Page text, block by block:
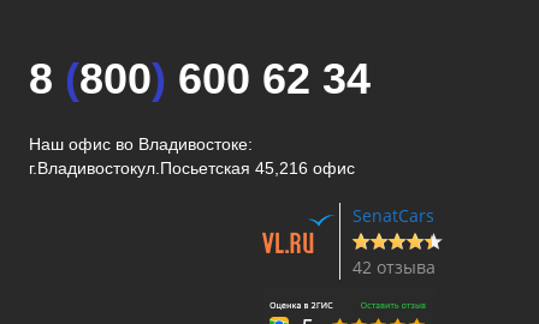
8 (800) 600 62 34
Наш офис во Владивостоке:
г.Владивостокул.Посьетская 45,216 офис
SenatCars
42 отзыва